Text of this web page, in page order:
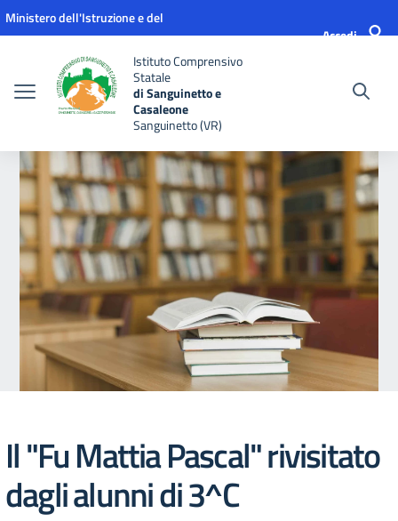
Vai ai contenuti
Vai al menu di navigazione
Vai al footer
Ministero dell'Istruzione e del
Accedi
Istituto Comprensivo
Statale
di Sanguinetto e
Casaleone
Sanguinetto (VR)
Il "Fu Mattia Pascal" rivisitato
dagli alunni di 3^C